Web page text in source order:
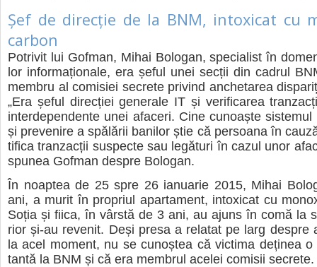
Șef de direcție de la BNM, intoxicat cu
carbon
Potri­vit lui Gofman, Mihai Bolo­gan, spe­cia­list în
lor infor­ma­țio­nale, era șeful unei sec­ții din cadrul
mem­bru al comi­siei secrete pri­vind anche­ta­rea
„Era șeful direc­ției gene­rale IT și veri­fi­ca­rea
inter­de­pen­dente unei afa­ceri. Cine cunoaște
și pre­ve­nire a spă­lă­rii bani­lor știe că per­soana în
ti­fica tranzac­ții sus­pecte sau legă­turi în cazul unor
spu­nea Gofman des­pre Bolo­gan.
În noap­tea de 25 spre 26 ianu­a­rie 2015, Mihai
ani, a murit în pro­priul apar­ta­ment, into­xi­cat cu
Soția și fiica, în vâr­stă de 3 ani, au ajuns în comă la
rior și-au reve­nit. Deși presa a rela­tat pe larg des­pre
la acel moment, nu se cunoș­tea că vic­tima deți­nea
tantă la BNM și că era mem­brul ace­lei comi­sii secrete.